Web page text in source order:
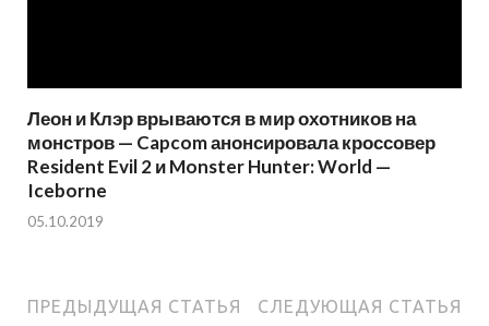
Леон и Клэр врываются в мир охотников на
монстров — Capcom анонсировала кроссовер
Resident Evil 2 и Monster Hunter: World —
Iceborne
05.10.2019
ПРЕДЫДУЩАЯ СТАТЬЯ СЛЕДУЮЩАЯ СТАТЬЯ